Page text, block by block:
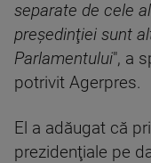
separate de cele
preşedinţiei sunt
Parlamentului", a
potrivit Agerpres.
El a adăugat că
prezidenţiale pe